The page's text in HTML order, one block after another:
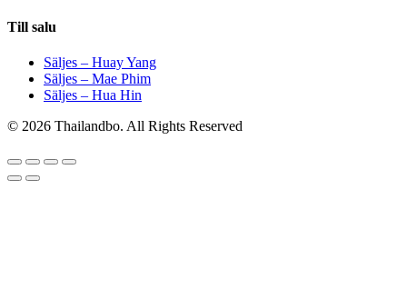
Till salu
Säljes – Huay Yang
Säljes – Mae Phim
Säljes – Hua Hin
© 2026 Thailandbo. All Rights Reserved